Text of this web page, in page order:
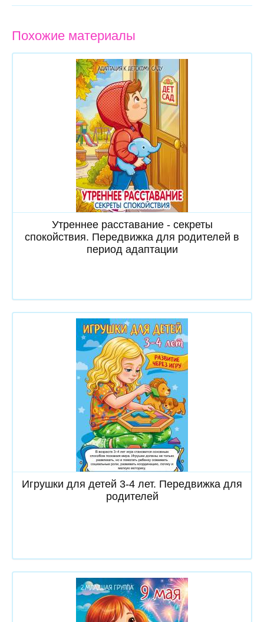
Похожие материалы
Скачать
Утреннее расставание - секреты
спокойствия. Передвижка для родителей в
период адаптации
Скачать
Игрушки для детей 3-4 лет. Передвижка для
родителей